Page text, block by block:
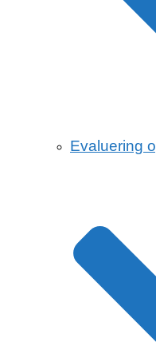
Evaluering